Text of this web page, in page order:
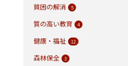
貧困の解消 5
質の高い教育 4
健康・福祉 12
森林保全 3